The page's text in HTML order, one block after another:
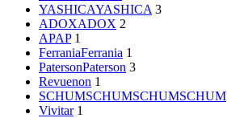
YASHICAYASHICA 3
ADOXADOX 2
APAP 1
FerraniaFerrania 1
PatersonPaterson 3
Revuenon 1
SCHUMSCHUMSCHUMSCHUM
Vivitar 1